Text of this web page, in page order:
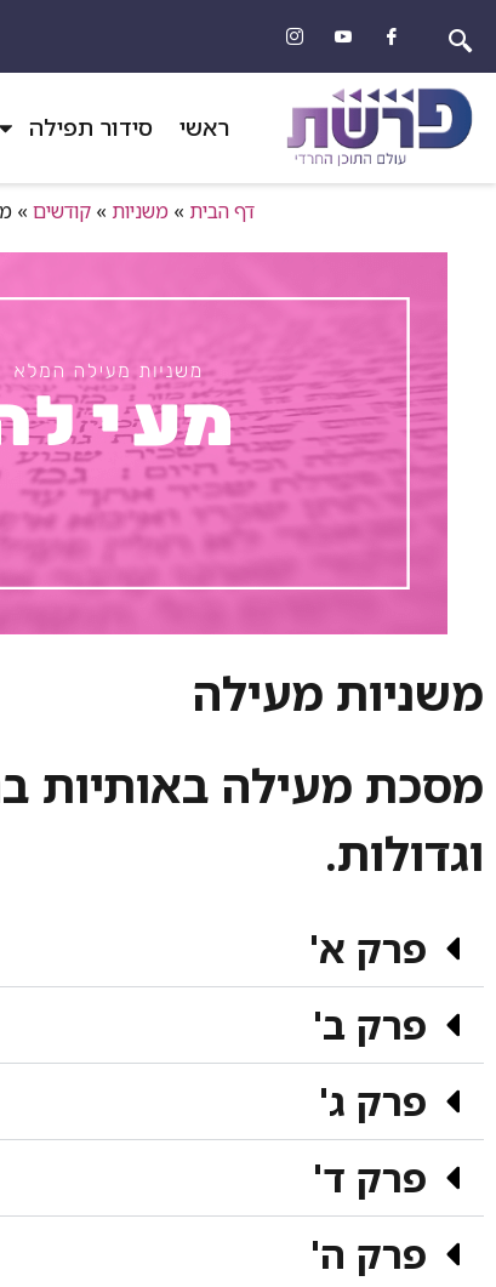
ראשי סידור תפילה
דף הבית » משניות » קודשים »
משניות מעילה
מסכת מעילה באותיות
וגדולות.
פרק א'
פרק ב'
פרק ג'
פרק ד'
פרק ה'